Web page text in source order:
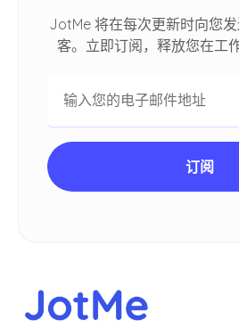
JotMe 将在每次更新时向您
客。立即订阅，释放您在工